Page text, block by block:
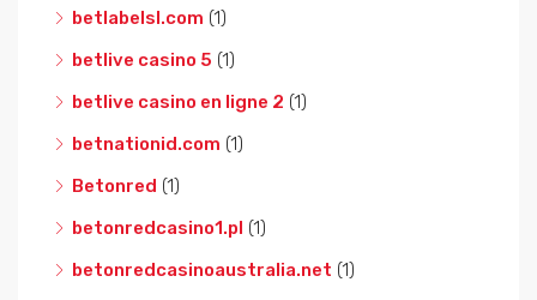
betlabelsl.com (1)
betlive casino 5 (1)
betlive casino en ligne 2 (1)
betnationid.com (1)
Betonred (1)
betonredcasino1.pl (1)
betonredcasinoaustralia.net (1)